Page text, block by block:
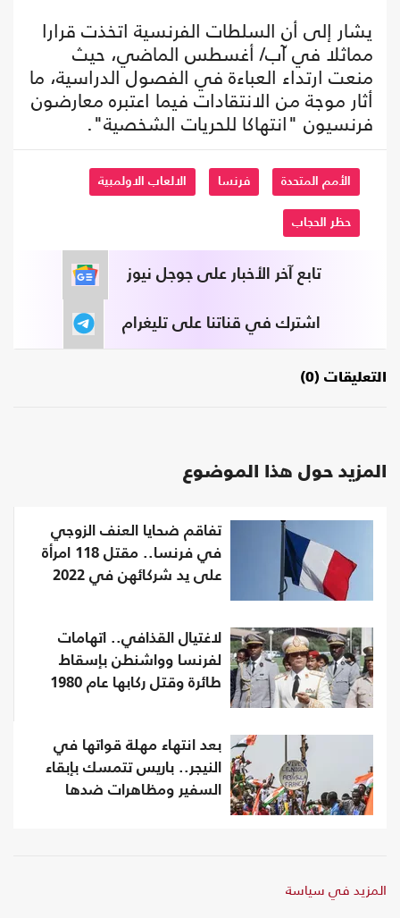
يشار إلى أن السلطات الفرنسية اتخذت قرارا
مماثلا في آب/ أغسطس الماضي، حيث
منعت ارتداء العباءة في الفصول الدراسية، ما
أثار موجة من الانتقادات فيما اعتبره معارضون
فرنسيون "انتهاكا للحريات الشخصية".
الأمم المتحدة فرنسا الالعاب الاولمبية
حظر الحجاب
تابع آخر الأخبار على جوجل نيوز
اشترك في قناتنا على تليغرام
التعليقات (0)
المزيد حول هذا الموضوع
تفاقم ضحايا العنف الزوجي
في فرنسا.. مقتل 118 امرأة
على يد شركائهن في 2022
لاغتيال القذافي.. اتهامات
لفرنسا وواشنطن بإسقاط
طائرة وقتل ركابها عام 1980
بعد انتهاء مهلة قواتها في
النيجر.. باريس تتمسك بإبقاء
السفير ومظاهرات ضدها
المزيد في سياسة